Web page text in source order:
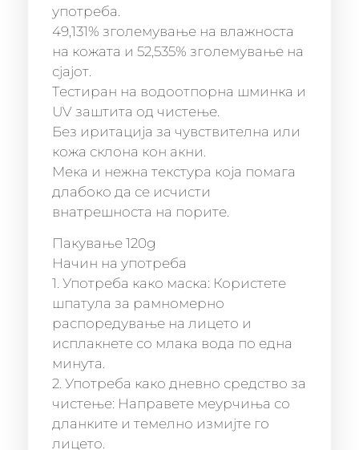
употреба.
49,131% зголемување на влажноста
на кожата и 52,535% зголемување на
сјајот.
Тестиран на водоотпорна шминка и
UV заштита од чистење.
Без иритација за чувствителна или
кожа склона кон акни.
Мека и нежна текстура која помага
длабоко да се исчисти
внатрешноста на порите.
Пакување 120g
Начин на употреба
1. Употреба како маска: Користете
шпатула за рамномерно
распоредување на лицето и
исплакнете со млака вода по една
минута.
2. Употреба како дневно средство за
чистење: Направете меурчиња со
дланките и темелно измијте го
лицето.